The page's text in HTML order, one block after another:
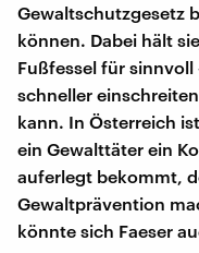
Gewaltschutzgesetz
können. Dabei hält
Fußfessel für
schneller
kann. In Österreich
ein Gewalttäter ein
auferlegt bekommt,
Gewaltprävention
könnte sich Faeser